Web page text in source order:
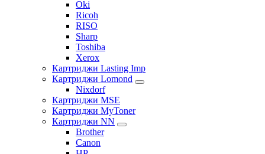
Oki
Ricoh
RISO
Sharp
Toshiba
Xerox
Картриджи Lasting Imp
Картриджи Lomond
Nixdorf
Картриджи MSE
Картриджи MyToner
Картриджи NN
Brother
Canon